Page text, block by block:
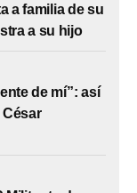
a familia de su
a su hijo
de mí”: así